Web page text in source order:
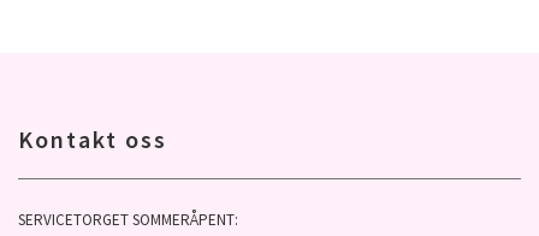
Kontakt oss
SERVICETORGET SOMMERÅPENT: